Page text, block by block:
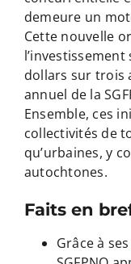
demeure un
Cette nouvelle
dollars sur trois
annuel de la
Ensemble, ces
collectivités de
qu’urbaines, y
autochtones.
Faits en
Grâce à ses